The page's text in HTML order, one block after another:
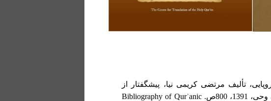
تألیف مرتضی کریمی نیا، پیشگفتار از
اندرو ریپین، قم، مؤسسۀ فرهنگی ترجمان وحی، 1391، 800ص. Bibliography of Qurʾanic